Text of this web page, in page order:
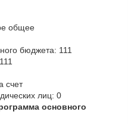
общее
бюджета: 111
счет
лиц: 0
основного